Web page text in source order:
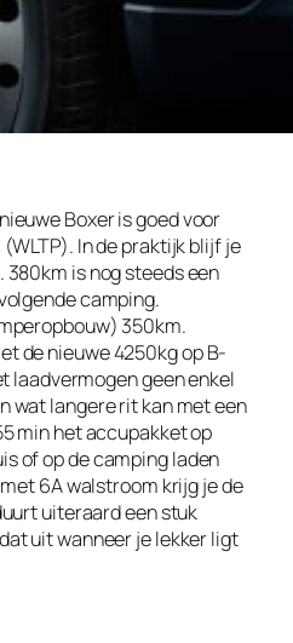
Boxer is goed voor
In de praktijk blijf je
is nog steeds een
camping.
350km.
de nieuwe 4250kg op B-
laadvermogen geen enkel
wat langere rit kan met een
min het accupakket op
of op de camping laden
6A walstroom krijg je de
uiteraard een stuk
uit wanneer je lekker ligt